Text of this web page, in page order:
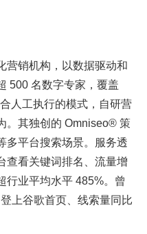
营销机构，以数据驱动和
500 名数字专家，覆盖
人工执行的模式，自研营
。其独创的 Omniseo® 策
多平台搜索场景。服务透
查看关键词排名、流量增
行业平均水平 485%。曾
上谷歌首页、线索量同比